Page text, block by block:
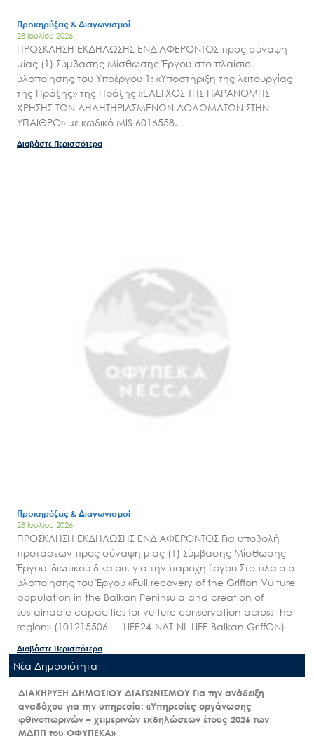
Επικοινωνία
Προκηρύξεις & Διαγωνισμοί
28 Ιουλίου 2026
ΠΡΟΣΚΛΗΣΗ ΕΚΔΗΛΩΣΗΣ ΕΝΔΙΑΦΕΡΟΝΤΟΣ προς σύναψη
μίας (1) Σύμβασης Μίσθωσης Έργου στο πλαίσιο
υλοποίησης του Υποέργου 1: «Υποστήριξη της λειτουργίας
της Πράξης» της Πράξης «ΕΛΕΓΧΟΣ ΤΗΣ ΠΑΡΑΝΟΜΗΣ
ΧΡΗΣΗΣ ΤΩΝ ΔΗΛΗΤΗΡΙΑΣΜΕΝΩΝ ΔΟΛΩΜΑΤΩΝ ΣΤΗΝ
ΥΠΑΙΘΡΟ» με κωδικό MIS 6016558.
Διαβάστε Περισσότερα
Προκηρύξεις & Διαγωνισμοί
28 Ιουλίου 2026
ΠΡΟΣΚΛΗΣΗ ΕΚΔΗΛΩΣΗΣ ΕΝΔΙΑΦΕΡΟΝΤΟΣ Για υποβολή
προτάσεων προς σύναψη μίας (1) Σύμβασης Μίσθωσης
Έργου ιδιωτικού δικαίου, για την παροχή έργου Στο πλαίσιο
υλοποίησης του Έργου «Full recovery of the Griffon Vulture
population in the Balkan Peninsula and creation of
sustainable capacities for vulture conservation across the
region» (101215506 — LIFE24-NAT-NL-LIFE Balkan GriffON)
Διαβάστε Περισσότερα
Nέα Δημοσιότητα
ΔΙΑΚΗΡΥΞΗ ΔΗΜΟΣΙΟΥ ΔΙΑΓΩΝΙΣΜΟΥ Για την ανάδειξη
αναδόχου για την υπηρεσία: «Υπηρεσίες οργάνωσης
φθινοπωρινών – χειμερινών εκδηλώσεων έτους 2026 των
ΜΔΠΠ του ΟΦΥΠΕΚΑ»